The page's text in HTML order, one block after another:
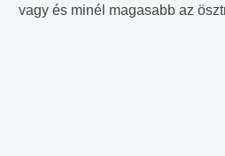
vagy és minél magasabb az